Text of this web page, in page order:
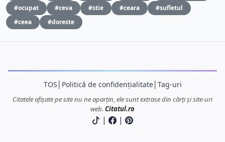
#ocupat
#ceva #stie #ceara
#sufletul
#ceea
#doreste
TOS Politică de confidențialitate│ Tag-uri
Citatele afișate pe site nu ne aparțin, ele sunt extrase din cărți și site-uri
web. Citatul.ro
| |